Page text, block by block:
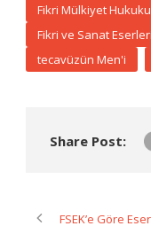
Fikri Mülkiyet Hukuku
Fikri ve Sanat
tecavüzün Men'i
Share Post:
FSEK’e Göre